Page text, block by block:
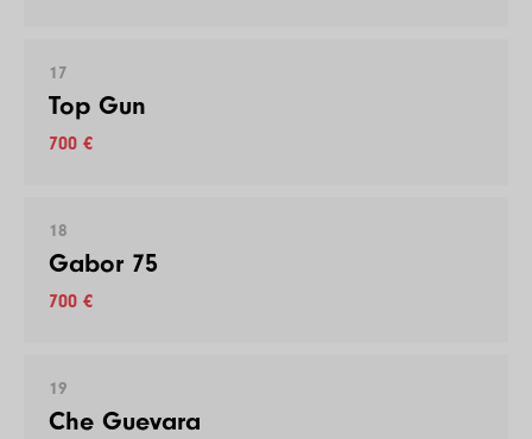
17
Top Gun
700 €
18
Gabor 75
700 €
19
Che Guevara